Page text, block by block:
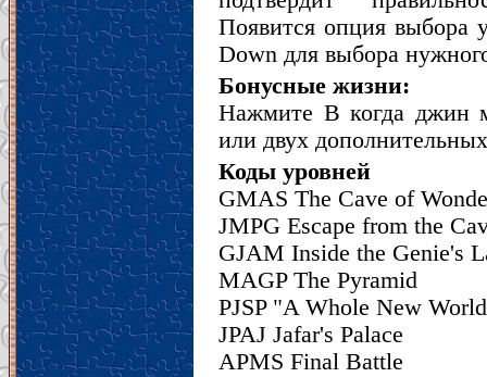
Появится опция выбора
Down для выбора
Бонусные жизни:
Нажмите B когда джин
или двух
Коды уровней
GMAS The Cave of
JMPG Escape from the
GJAM Inside the Genie's
MAGP The Pyramid
PJSP "A Whole New
JPAJ Jafar's Palace
APMS Final Battle